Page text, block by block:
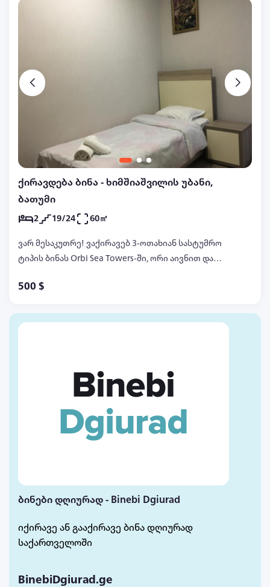
ქირავდება ბინა - ხიმშიაშვილის უბანი,
ბათუმი
2 19/24 60㎡
ვარ მესაკუთრე! ვაქირავებ 3-ოთახიან სასტუმრო
ტიპის ბინას Orbi Sea Towers-ში, ორი აივნით და
ბოლო თვეს. არ დაიშვებიან შინაური ცხოველები,
500 $
ბინები დღიურად - Binebi Dgiurad
იქირავე ან გააქირავე ბინა დღიურად
საქართველოში
BinebiDgiurad.ge